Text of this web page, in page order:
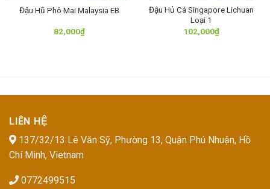
Đậu Hũ Phô Mai Malaysia EB
82,000₫
Đậu Hủ Cá Singapore Lichuan
Loại 1
102,000₫
LIÊN HỆ
137/32/13 Lê Văn Sỹ, Phường 13, Quận Phú Nhuận, Hồ
Chí Minh, Vietnam
0772499515